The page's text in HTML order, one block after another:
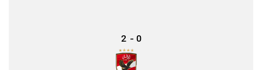
0
-
2